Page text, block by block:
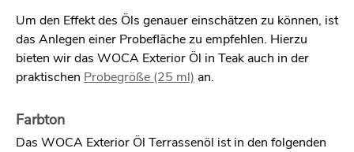
Um den Effekt des Öls genauer einschätzen zu können, ist
das Anlegen einer Probefläche zu empfehlen. Hierzu
bieten wir das WOCA Exterior Öl in Teak auch in der
praktischen Probegröße (25 ml) an.
Farbton
Das WOCA Exterior Öl Terrassenöl ist in den folgenden